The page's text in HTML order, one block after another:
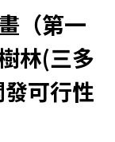
（第一
林(三多
可行性